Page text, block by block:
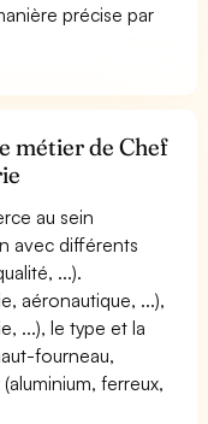
précise par
métier de Chef
au sein
avec différents
...).
aéronautique, ...),
...), le type et la
fourneau,
ferreux,